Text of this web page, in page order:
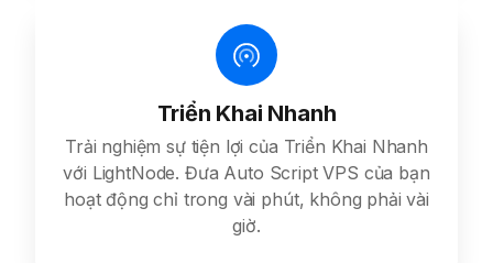
Triển Khai Nhanh
Trải nghiệm sự tiện lợi của Triển Khai Nhanh
với LightNode. Đưa Auto Script VPS của bạn
hoạt động chỉ trong vài phút, không phải vài
giờ.